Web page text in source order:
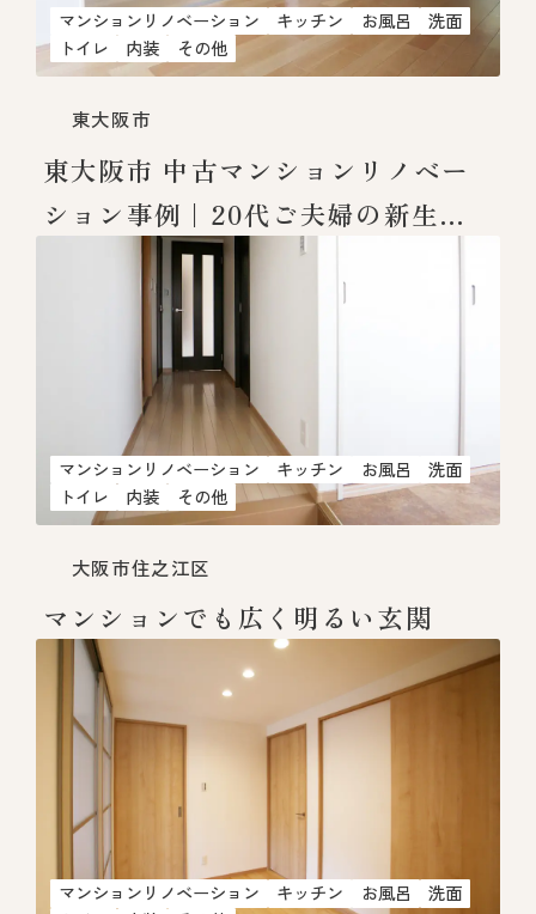
マンションリノベーション キッチン お風呂
洗面
トイレ
内装 その他
東大阪市
東大阪市 中古マンションリノベー
ション事例｜20代ご夫婦の新生活
を叶える住まい
マンションリノベーション キッチン お風呂
洗面
トイレ
内装 その他
大阪市住之江区
マンションでも広く明るい玄関
マンションリノベーション キッチン お風呂
洗面